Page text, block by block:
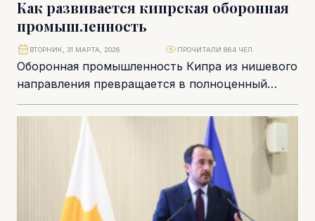
Как развивается кипрская оборонная
промышленность
Оборонная промышленность Кипра из нишевого
направления превращается в полноценный
высокотехнологичный сектор с растущим
влиянием на экономику. Компании усиливают
присутствие на...
ВТОРНИК, 31 МАРТА, 2026 ПРОЧИТАЛИ 864 ЧЕЛ.